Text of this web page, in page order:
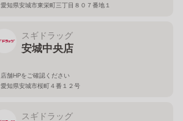
愛知県安城市東栄町三丁目８０７番地１
スギドラッグ
安城中央店
店舗HPをご確認ください
愛知県安城市桜町４番１２号
スギドラッグ